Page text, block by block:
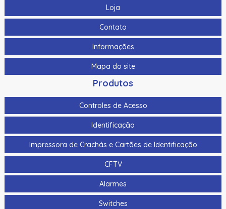
Loja
Contato
Informações
Mapa do site
Produtos
Controles de Acesso
Identificação
Impressora de Crachás e Cartões de Identificação
CFTV
Alarmes
Switches